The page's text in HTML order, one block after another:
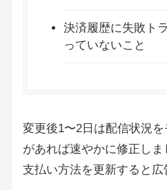
決済履歴に失敗ト
っていないこと
変更後1〜2日は配信状況
があれば速やかに修正し
支払い方法を更新すると広